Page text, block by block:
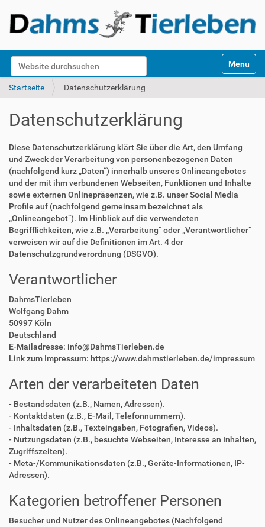
Website durchsuchen
k
Toggle
Startseite Datenschutzerklärung
Datenschutzerklärung
Diese Datenschutzerklärung klärt Sie über die Art, den Umfang
und Zweck der Verarbeitung von personenbezogenen Daten
(nachfolgend kurz „Daten“) innerhalb unseres Onlineangebotes
und der mit ihm verbundenen Webseiten, Funktionen und Inhalte
sowie externen Onlinepräsenzen, wie z.B. unser Social Media
Profile auf (nachfolgend gemeinsam bezeichnet als
„Onlineangebot“). Im Hinblick auf die verwendeten
Begrifflichkeiten, wie z.B. „Verarbeitung“ oder „Verantwortlicher“
verweisen wir auf die Definitionen im Art. 4 der
Datenschutzgrundverordnung (DSGVO).
Verantwortlicher
DahmsTierleben
Wolfgang Dahm
50997 Köln
Deutschland
E-Mailadresse: info@DahmsTierleben.de
Link zum Impressum: https://www.dahmstierleben.de/impressum
Arten der verarbeiteten Daten
- Bestandsdaten (z.B., Namen, Adressen).
- Kontaktdaten (z.B., E-Mail, Telefonnummern).
- Inhaltsdaten (z.B., Texteingaben, Fotografien, Videos).
- Nutzungsdaten (z.B., besuchte Webseiten, Interesse an Inhalten,
Zugriffszeiten).
- Meta-/Kommunikationsdaten (z.B., Geräte-Informationen, IP-
Adressen).
Kategorien betroffener Personen
Besucher und Nutzer des Onlineangebotes (Nachfolgend